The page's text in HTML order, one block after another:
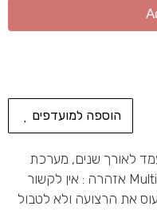
הוספה למועדפים
לאורך שנים, מערכת
בלימה קצרה ונעימה וו הצמד ל Multi Box אזהרה : אין לקשור
את הרצועה ולא לטבול